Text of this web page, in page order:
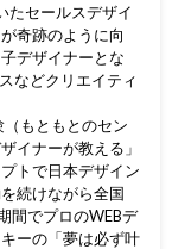
たセールスデザイ
奇跡のように向
デザイナーとな
などクリエイティ
もともとのセン
イナーが教える」
トで日本デザイン
続けながら全国
間でプロのWEBデ
ーの「夢は必ず叶